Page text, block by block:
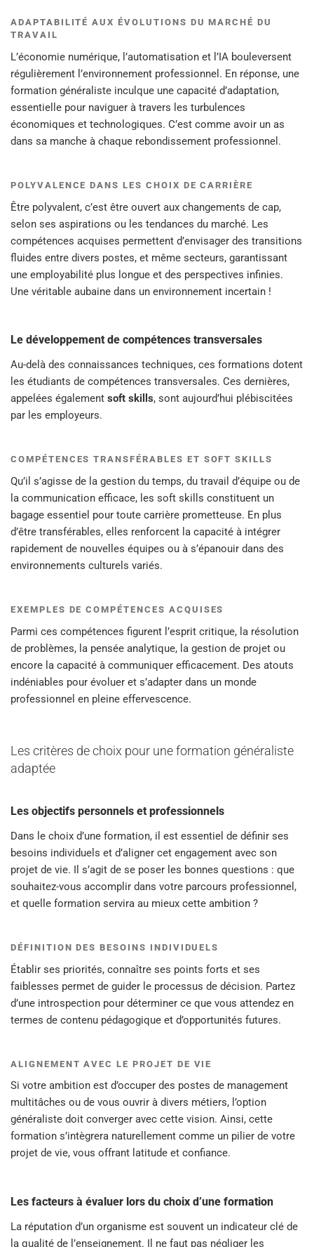
ADAPTABILITÉ AUX ÉVOLUTIONS DU MARCHÉ DU
TRAVAIL
L’économie numérique, l’automatisation et l’IA bouleversent
régulièrement l’environnement professionnel. En réponse, une
formation généraliste inculque une capacité d’adaptation,
essentielle pour naviguer à travers les turbulences
économiques et technologiques. C’est comme avoir un as
dans sa manche à chaque rebondissement professionnel.
POLYVALENCE DANS LES CHOIX DE CARRIÈRE
Être polyvalent, c’est être ouvert aux changements de cap,
selon ses aspirations ou les tendances du marché. Les
compétences acquises permettent d’envisager des transitions
fluides entre divers postes, et même secteurs, garantissant
une employabilité plus longue et des perspectives infinies.
Une véritable aubaine dans un environnement incertain !
Le développement de compétences transversales
Au-delà des connaissances techniques, ces formations dotent
les étudiants de compétences transversales. Ces dernières,
appelées également soft skills, sont aujourd’hui plébiscitées
par les employeurs.
COMPÉTENCES TRANSFÉRABLES ET SOFT SKILLS
Qu’il s’agisse de la gestion du temps, du travail d’équipe ou de
la communication efficace, les soft skills constituent un
bagage essentiel pour toute carrière prometteuse. En plus
d’être transférables, elles renforcent la capacité à intégrer
rapidement de nouvelles équipes ou à s’épanouir dans des
environnements culturels variés.
EXEMPLES DE COMPÉTENCES ACQUISES
Parmi ces compétences figurent l’esprit critique, la résolution
de problèmes, la pensée analytique, la gestion de projet ou
encore la capacité à communiquer efficacement. Des atouts
indéniables pour évoluer et s’adapter dans un monde
professionnel en pleine effervescence.
Les critères de choix pour une formation généraliste
adaptée
Les objectifs personnels et professionnels
Dans le choix d’une formation, il est essentiel de définir ses
besoins individuels et d’aligner cet engagement avec son
projet de vie. Il s’agit de se poser les bonnes questions : que
souhaitez-vous accomplir dans votre parcours professionnel,
et quelle formation servira au mieux cette ambition ?
DÉFINITION DES BESOINS INDIVIDUELS
Établir ses priorités, connaître ses points forts et ses
faiblesses permet de guider le processus de décision. Partez
d’une introspection pour déterminer ce que vous attendez en
termes de contenu pédagogique et d’opportunités futures.
ALIGNEMENT AVEC LE PROJET DE VIE
Si votre ambition est d’occuper des postes de management
multitâches ou de vous ouvrir à divers métiers, l’option
généraliste doit converger avec cette vision. Ainsi, cette
formation s’intègrera naturellement comme un pilier de votre
projet de vie, vous offrant latitude et confiance.
Les facteurs à évaluer lors du choix d’une formation
La réputation d’un organisme est souvent un indicateur clé de
la qualité de l’enseignement. Il ne faut pas négliger les